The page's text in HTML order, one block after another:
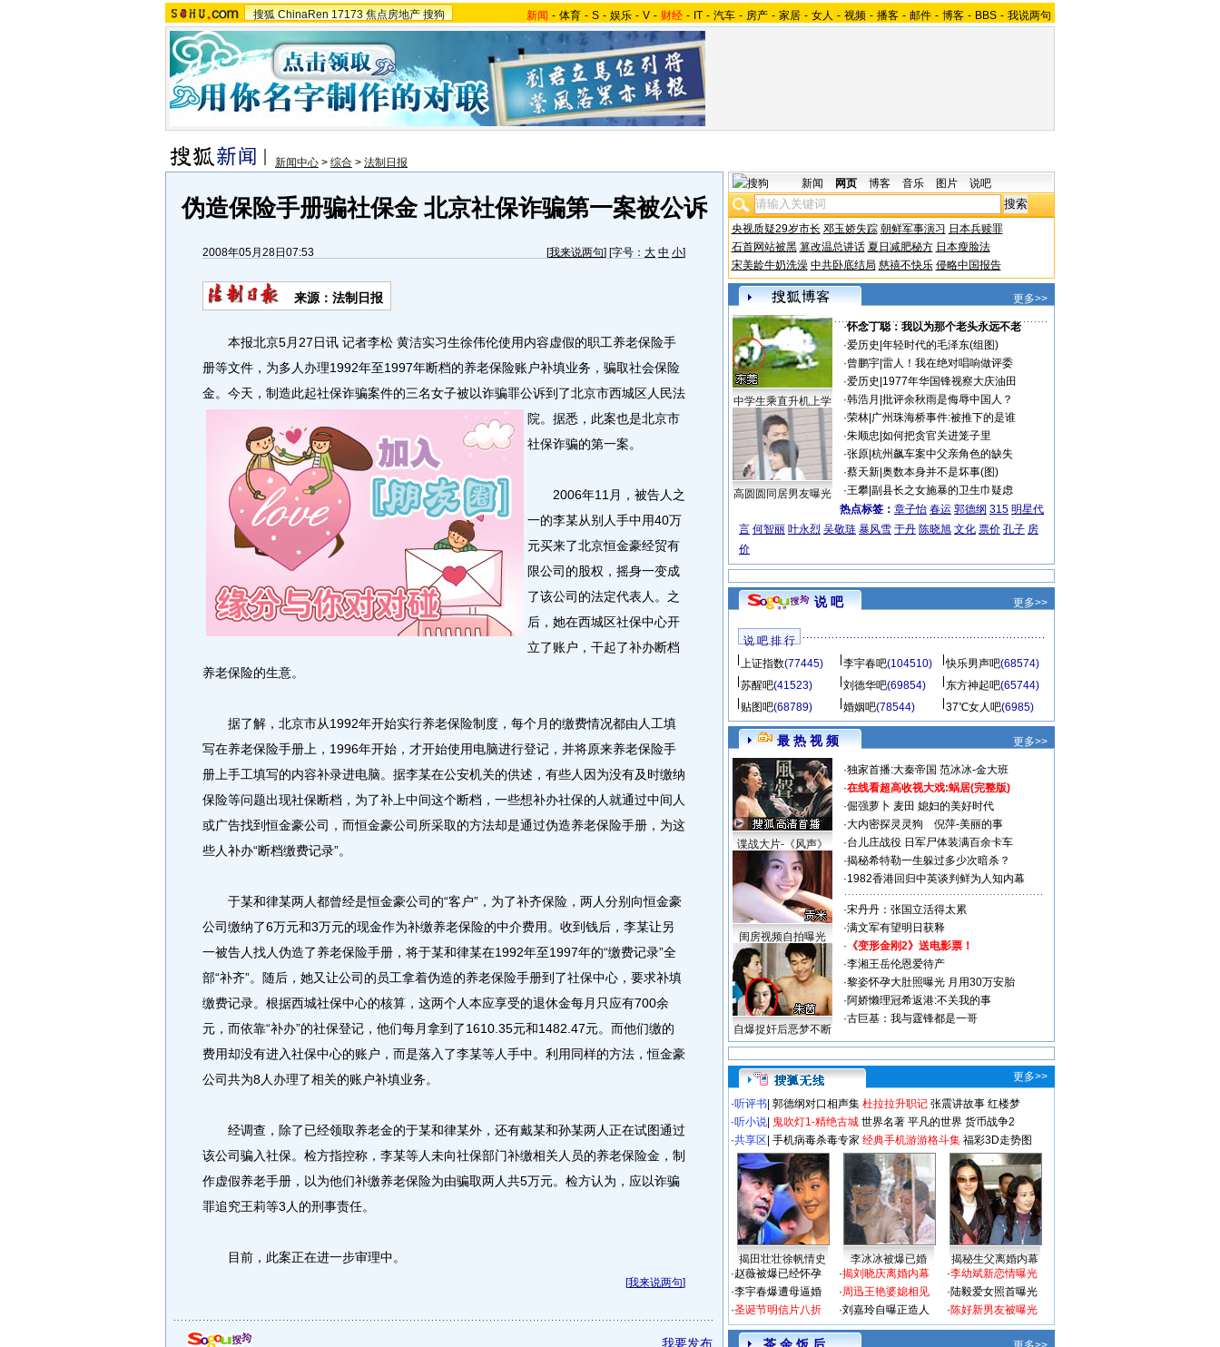
搜狐 ChinaRen 17173 焦点房地产 搜狗 新闻 - 体育 - S - 娱乐 - V - 财经 - IT - 汽车 - 房产 - 家居 - 女人 - 视频 - 播客 - 邮件 - 博客 - BBS - 我说两句
新闻中心 > 综合 > 法制日报
伪造保险手册骗社保金 北京社保诈骗第一案被公诉
2008年05月28日07:53 [我来说两句] [字号： 大 中 小]
来源：法制日报
本报北京5月27日讯 记者李松 黄洁实习生徐伟伦使用内容虚假的职工养老保险手
册等文件，为多人办理1992年至1997年断档的养老保险账户补填业务，骗取社会保险
金。今天，制造此起社保诈骗案件的三名女子被以诈骗罪公诉到了北京市西城区人民法
院。 据悉，此案也是北京市
社保诈骗的第一案。
2006年11月，被告人之
一的李某从别人手中用40万
元买来了北京恒金豪经贸有
限公司的股权，摇身一变成
了该公司的法定代表人。之
后，她在西城区社保中心开
立了账户，干起了补办断档
养老保险的生意。
据了解，北京市从1992年开始实行养老保险制度，每个月的缴费情况都由人工填
写在养老保险手册上，1996年开始，才开始使用电脑进行登记，并将原来养老保险手
册上手工填写的内容补录进电脑。据李某在公安机关的供述，有些人因为没有及时缴纳
保险等问题出现社保断档，为了补上中间这个断档，一些想补办社保的人就通过中间人
或广告找到恒金豪公司，而恒金豪公司所采取的方法却是通过伪造养老保险手册，为这
些人补办“断档缴费记录”。
于某和律某两人都曾经是恒金豪公司的“客户”，为了补齐保险，两人分别向恒金豪
公司缴纳了6万元和3万元的现金作为补缴养老保险的中介费用。收到钱后，李某让另
一被告人找人伪造了养老保险手册，将于某和律某在1992年至1997年的“缴费记录”全
部“补齐”。随后，她又让公司的员工拿着伪造的养老保险手册到了社保中心，要求补填
缴费记录。根据西城社保中心的核算，这两个人本应享受的退休金每月只应有700余
元，而依靠“补办”的社保登记，他们每月拿到了1610.35元和1482.47元。而他们缴的
费用却没有进入社保中心的账户，而是落入了李某等人手中。利用同样的方法，恒金豪
公司共为8人办理了相关的账户补填业务。
经调查，除了已经领取养老金的于某和律某外，还有戴某和孙某两人正在试图通过
该公司骗入社保。检方指控称，李某等人未向社保部门补缴相关人员的养老保险金，制
作虚假养老手册，以为他们补缴养老保险为由骗取两人共5万元。检方认为，应以诈骗
罪追究王莉等3人的刑事责任。
目前，此案正在进一步审理中。
[我来说两句]
我要发布
新闻 网页 博客 音乐 图片 说吧
央视质疑29岁市长 邓玉娇失踪 朝鲜军事演习 日本兵赎罪
石首网站被黑 篡改温总讲话 夏日减肥秘方 日本瘦脸法
宋美龄牛奶洗澡 中共卧底结局 慈禧不快乐 侵略中国报告
更多>>
中学生乘直升机上学
高圆圆同居男友曝光
·怀念丁聪：我以为那个老头永远不老
·爱历史 年轻时代的毛泽东(组图)
·曾鹏宇| 雷人！我在绝对唱响做评委
·爱历史 1977年华国锋视察大庆油田
·韩浩月 批评余秋雨是侮辱中国人？
·荣林| 广州珠海桥事件:被推下的是谁
·朱顺忠 如何把贪官关进笼子里
·张原| 杭州飙车案中父亲角色的缺失
·蔡天新| 奥数本身并不是坏事(图)
·王攀| 副县长之女施暴的卫生巾疑虑
热点标签： 章子怡 春运 郭德纲 315 明星代
言 何智丽 叶永烈 吴敬琏 暴风雪 于丹 陈晓旭 文化 票价 孔子 房
价
说 吧 更多>>
说 吧 排 行
上证指数(77445) 李宇春吧(104510) 快乐男声吧(68574)
苏醒吧(41523) 刘德华吧(69854) 东方神起吧(65744)
贴图吧(68789) 婚姻吧(78544) 37℃女人吧(6985)
最 热 视 频 更多>>
谍战大片-《风声》
闺房视频自拍曝光
自爆捉奸后恶梦不断
·独家首播:大秦帝国 范冰冰-金大班
·在线看超高收视大戏:蜗居(完整版)
·倔强萝卜 麦田 媳妇的美好时代
·大内密探灵灵狗
倪萍-美丽的事
·台儿庄战役 日军尸体装满百余卡车
·揭秘希特勒一生躲过多少次暗杀？
·1982香港回归中英谈判鲜为人知内幕
·宋丹丹：张国立活得太累
·满文军有望明日获释
· 《变形金刚2》送电影票！
·李湘王岳伦恩爱待产
·黎姿怀孕大肚照曝光 月用30万安胎
·阿娇懒理冠希返港:不关我的事
·古巨基：我与霆锋都是一哥
更多>>
·听评书 郭德纲对口相声集 杜拉拉升职记 张震讲故事 红楼梦
·听小说 鬼吹灯1-精绝古城 世界名著 平凡的世界 货币战争2
·共享区 手机病毒杀毒专家 经典手机游游格斗集 福彩3D走势图
揭田壮壮徐帆情史 李冰冰被爆已婚
揭秘生父离婚内幕
·赵薇被爆已经怀孕
·李宇春爆遭母逼婚
·圣诞节明信片八折
·揭刘晓庆离婚内幕
·周迅王艳婆媳相见
·刘嘉玲自曝正造人
·李幼斌新恋情曝光
·陆毅爱女照首曝光
·陈好新男友被曝光